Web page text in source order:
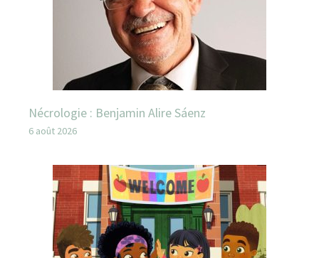
Nécrologie : Benjamin Alire Sáenz
6 août 2026